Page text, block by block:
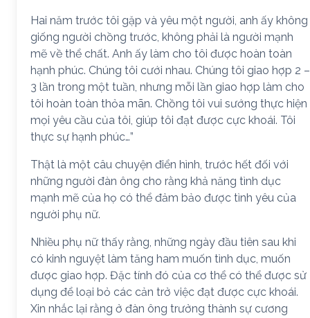
Hai năm trước tôi gặp và yêu một người, anh ấy không
giống người chồng trước, không phải là người mạnh
mẽ về thể chất. Anh ấy làm cho tôi được hoàn toàn
hạnh phúc. Chúng tôi cưới nhau. Chúng tôi giao hợp 2 –
3 lần trong một tuần, nhưng mỗi lần giao hợp làm cho
tôi hoàn toàn thỏa mãn. Chồng tôi vui sướng thực hiện
mọi yêu cầu của tôi, giúp tôi đạt được cực khoái. Tôi
thực sự hạnh phúc…”
Thật là một câu chuyện điển hình, trước hết đối với
những người đàn ông cho rằng khả năng tình dục
mạnh mẽ của họ có thể đảm bảo được tình yêu của
người phụ nữ.
Nhiều phụ nữ thấy rằng, những ngày đầu tiên sau khi
có kinh nguyệt làm tăng ham muốn tình dục, muốn
được giao hợp. Đặc tính đó của cơ thể có thể được sử
dụng để loại bỏ các cản trở việc đạt được cực khoái.
Xin nhắc lại rằng ở đàn ông trưởng thành sự cương